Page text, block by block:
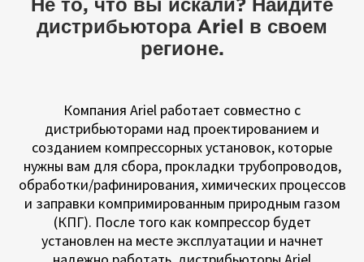
дистрибьютора Ariel в своем
регионе.
Компания Ariel работает совместно с
дистрибьюторами над проектированием и
созданием компрессорных установок, которые
нужны вам для сбора, прокладки трубопроводов,
обработки/рафинирования, химических процессов
и заправки компримированным природным газом
(КПГ). После того как компрессор будет
установлен на месте эксплуатации и начнет